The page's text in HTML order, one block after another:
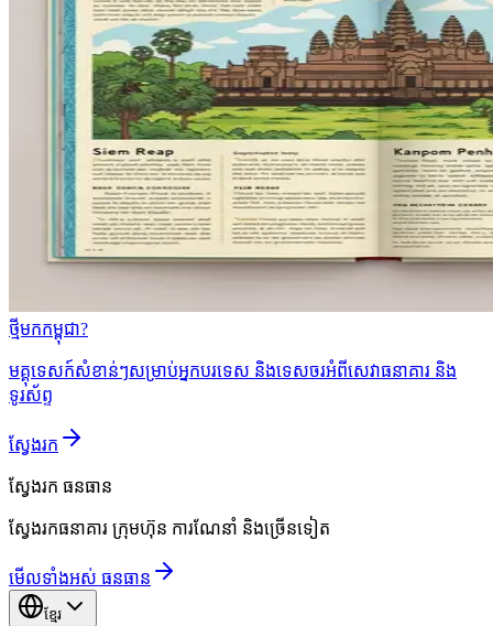
ថ្មីមកកម្ពុជា?
មគ្គុទេសក៍សំខាន់ៗសម្រាប់អ្នកបរទេស និងទេសចរអំពីសេវាធនាគារ និង
ទូរស័ព្ទ
ស្វែងរក
ស្វែងរក ធនធាន
ស្វែងរកធនាគារ ក្រុមហ៊ុន ការណែនាំ និងច្រើនទៀត
មើលទាំងអស់ ធនធាន
ខ្មែរ